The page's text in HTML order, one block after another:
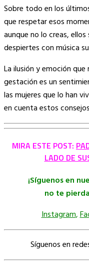
Sobre todo en los
que respetar esos
aunque no lo creas,
despiertes con música
La ilusión y emoción
gestación es un
las mujeres que lo han
en cuenta estos
MIRA ESTE POST:
LADO DE
¡Síguenos en
no te
Instagram,
Síguenos en